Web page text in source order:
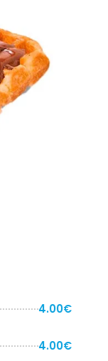
4.00€
4.00€